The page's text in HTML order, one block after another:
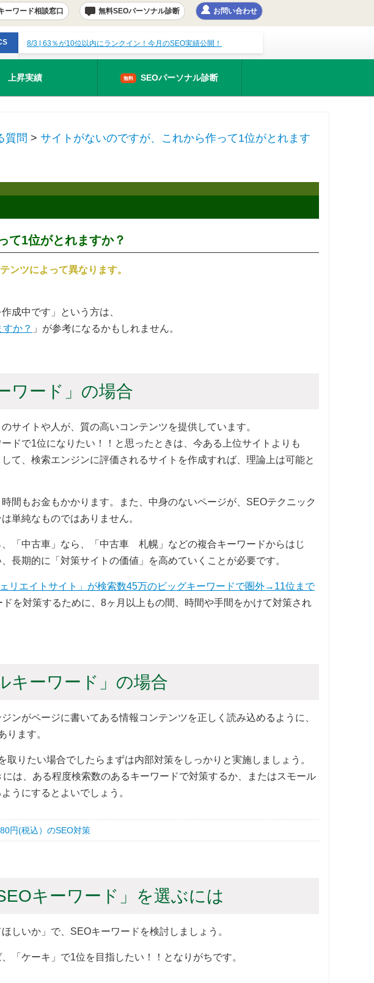
ーワード相談窓口 無料SEOパーソナル診断 お問い合わせ
8/3 | 63％が10位以内にランクイン！今月のSEO実績公開！
上昇実績 無料 SEOパーソナル診断
質問 > サイトがないのですが、これから作って1位がとれます
て1位がとれますか？
ンツによって異なります。
成中です」という方は、
か？ 」が参考になるかもしれません。
ワード」の場合
サイトや人が、質の高いコンテンツを提供しています。
ドで1位になりたい！！と思ったときは、今ある上位サイトよりも
て、検索エンジンに評価されるサイトを作成すれば、理論上は可能と
間もお金もかかります。また、中身のないページが、SEOテクニック
単純なものではありません。
「中古車」なら、「中古車 札幌」などの複合キーワードからはじ
長期的に「対策サイトの価値」を高めていくことが必要です。
ェリエイトサイト」が検索数45万のビッグキーワードで圏外→11位まで
ドを対策するために、8ヶ月以上もの間、時間や手間をかけて対策され
キーワード」の場合
ンがページに書いてある情報コンテンツを正しく読み込めるように、
ります。
りたい場合でしたらまずは内部対策をしっかりと実施しましょう。
は、ある程度検索数のあるキーワードで対策するか、またはスモール
うにするとよいでしょう。
円(税込）のSEO対策
キーワード」を選ぶには
しいか」で、SEOキーワードを検討しましょう。
「ケーキ」で1位を目指したい！！となりがちです。